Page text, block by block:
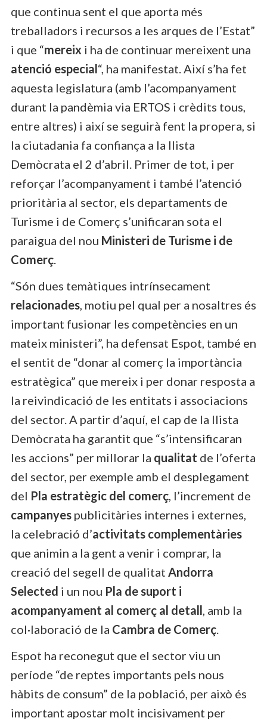
que continua sent el que aporta més
treballadors i recursos a les arques de l’Estat”
i que “mereix i ha de continuar mereixent una
atenció especial“, ha manifestat. Així s’ha fet
aquesta legislatura (amb l’acompanyament
durant la pandèmia via ERTOS i crèdits tous,
entre altres) i així se seguirà fent la propera, si
la ciutadania fa confiança a la llista
Demòcrata el 2 d’abril. Primer de tot, i per
reforçar l’acompanyament i també l’atenció
prioritària al sector, els departaments de
Turisme i de Comerç s’unificaran sota el
paraigua del nou Ministeri de Turisme i de
Comerç.
“Són dues temàtiques intrínsecament
relacionades, motiu pel qual per a nosaltres és
important fusionar les competències en un
mateix ministeri”, ha defensat Espot, també en
el sentit de “donar al comerç la importància
estratègica” que mereix i per donar resposta a
la reivindicació de les entitats i associacions
del sector. A partir d’aquí, el cap de la llista
Demòcrata ha garantit que “s’intensificaran
les accions” per millorar la qualitat de l’oferta
del sector, per exemple amb el desplegament
del Pla estratègic del comerç, l’increment de
campanyes publicitàries internes i externes,
la celebració d’activitats complementàries
que animin a la gent a venir i comprar, la
creació del segell de qualitat Andorra
Selected i un nou Pla de suport i
acompanyament al comerç al detall, amb la
col·laboració de la Cambra de Comerç.
Espot ha reconegut que el sector viu un
període “de reptes importants pels nous
hàbits de consum” de la població, per això és
important apostar molt incisivament per